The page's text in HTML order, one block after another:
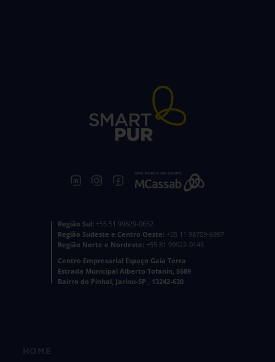
Região Sul: +55 51 99629-0652
Região Sudeste e Centro Oeste: +55 11 98709-6997
Região Norte e Nordeste: +55 81 99922-0143
Centro Empresarial Espaço Gaia Terra
Estrada Municipal Alberto Tofanin, 5589
Bairro do Pinhal, Jarinu-SP , 13242-630